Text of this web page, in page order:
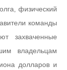
физический
команды
захваченные
владельцам
долларов и